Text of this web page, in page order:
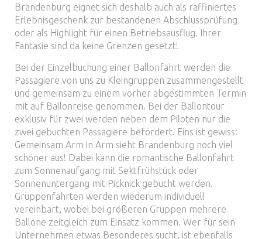
Brandenburg eignet sich deshalb auch als raffiniertes
Erlebnisgeschenk zur bestandenen Abschlussprüfung
oder als Highlight für einen Betriebsausflug. Ihrer
Fantasie sind da keine Grenzen gesetzt!
Bei der Einzelbuchung einer Ballonfahrt werden die
Passagiere von uns zu Kleingruppen zusammengestellt
und gemeinsam zu einem vorher abgestimmten Termin
mit auf Ballonreise genommen. Bei der Ballontour
exklusiv für zwei werden neben dem Piloten nur die
zwei gebuchten Passagiere befördert. Eins ist gewiss:
Gemeinsam Arm in Arm sieht Brandenburg noch viel
schöner aus! Dabei kann die romantische Ballonfahrt
zum Sonnenaufgang mit Sektfrühstück oder
Sonnenuntergang mit Picknick gebucht werden.
Gruppenfahrten werden wiederum individuell
vereinbart, wobei bei größeren Gruppen mehrere
Ballone zeitgleich zum Einsatz kommen. Wer für sein
Unternehmen etwas Besonderes sucht, ist ebenfalls